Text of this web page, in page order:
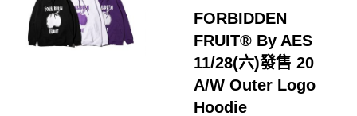
FORBIDDEN
FRUIT® By AES
11/28(六)發售 20
A/W Outer Logo
Hoodie